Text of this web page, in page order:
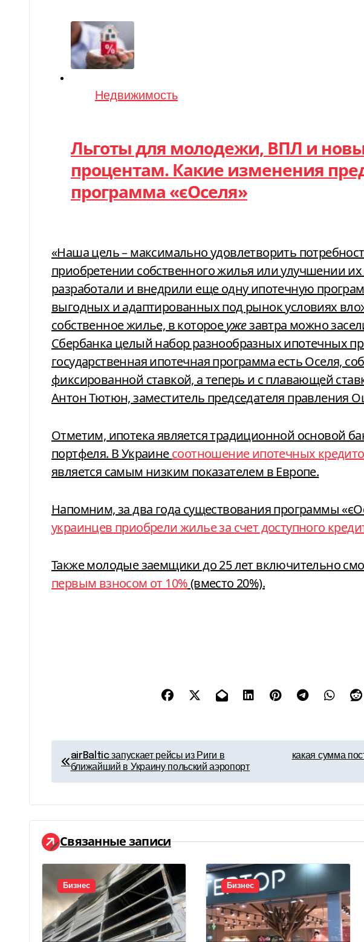
Категория
Недвижимость
Льготы для молодежи, ВПЛ и
процентам. Какие изменения
программа «єОселя»
«Наша цель – максимально удовлетворить
приобретении собственного жилья или улучшении
разработали и внедрили еще одну ипотечную
выгодных и адаптированных под рынок условиях
собственное жилье, в котороеужезавтра можно
Сбербанка целый набор разнообразных ипотечных
государственная ипотечная программа есть Оселя,
фиксированной ставкой, а теперь и с плавающей
Антон Тютюн, заместитель председателя правления
Отметим, ипотека является традиционной основой
портфеля. В Украинесоотношение ипотечных
является самым низким показателем в Европе.
Напомним, за два года существования программы
украинцев приобрели жилье за счет доступного
Также молодые заемщики до 25 лет включительно
первым взносом от 10%(вместо 20%).
Н
а
в
и
г
а
ц
и
airBaltic запускает рейсы из Риги в
ближайший в Украину польский аэропорт
какая сумма
Связанные записи
Бизнес Бизнес